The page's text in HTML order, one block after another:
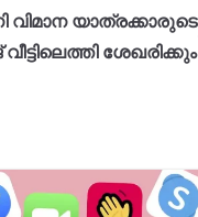
യാത്രക്കാരുടെ
ശേഖരിക്കും